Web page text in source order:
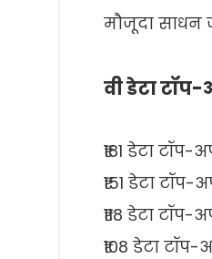
मौजूदा साधन
वी डेटा
₹181 डेटा
₹151 डेटा
₹118 डेटा
₹108 डेटा